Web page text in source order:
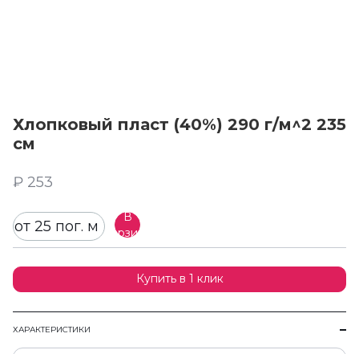
Хлопковый пласт (40%) 290 г/м^2 235
см
₽ 253
от 25 пог. м
В
корзину
Купить в 1 клик
ХАРАКТЕРИСТИКИ